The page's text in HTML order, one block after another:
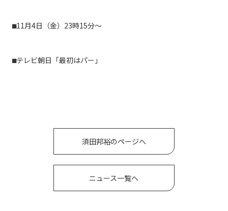
⬛︎11月4日（金）23時15分〜
⬛︎テレビ朝日「最初はパー」
須田邦裕のページへ
ニュース一覧へ